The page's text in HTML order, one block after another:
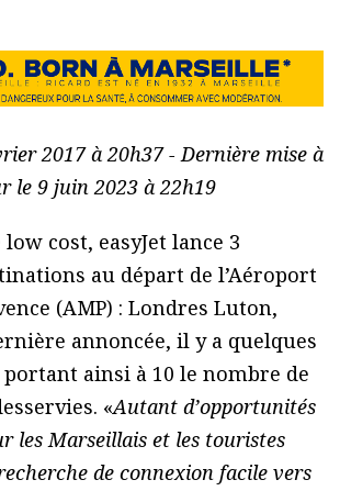
2017 à 20h37 - Dernière mise à
le 9 juin 2023 à 22h19
cost, easyJet lance 3
au départ de l’Aéroport
(AMP) : Londres Luton,
annoncée, il y a quelques
ainsi à 10 le nombre de
«Autant d’opportunités
les Marseillais et les touristes
de connexion facile vers